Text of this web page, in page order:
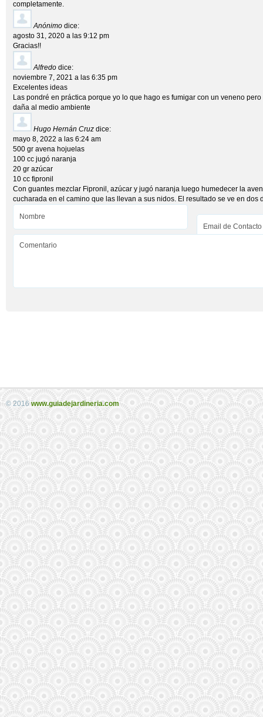
completamente.
Anónimo dice:
agosto 31, 2020 a las 9:12 pm
Gracias!!
Alfredo dice:
noviembre 7, 2021 a las 6:35 pm
Excelentes ideas
Las pondré en práctica porque yo lo que hago es fumigar con un veneno
daña al medio ambiente
Hugo Hernán Cruz dice:
mayo 8, 2022 a las 6:24 am
500 gr avena hojuelas
100 cc jugó naranja
20 gr azúcar
10 cc fipronil
Con guantes mezclar Fipronil, azúcar y jugó naranja luego humedecer la
cucharada en el camino que las llevan a sus nidos. El resultado se ve en dos
© 2016 www.guiadejardineria.com